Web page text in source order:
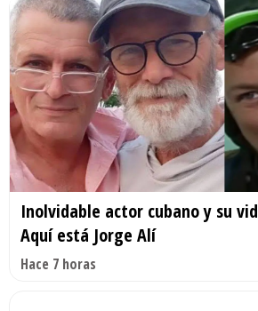
Inolvidable actor cubano y su
Aquí está Jorge Alí
Hace 7 horas